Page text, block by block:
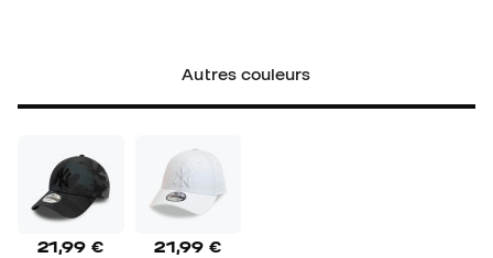
Autres couleurs
21,99 € 21,99 €